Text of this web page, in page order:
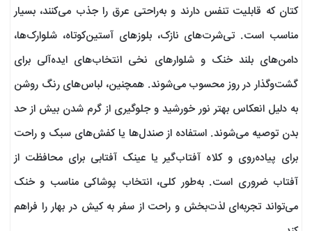
کتان که قابلیت تنفس دارند و به‌راحتی عرق را جذب می‌کنند، بسیار
مناسب است. تی‌شرت‌های نازک، بلوزهای آستین‌کوتاه، شلوارک‌ها،
دامن‌های بلند خنک و شلوارهای نخی انتخاب‌های ایده‌آلی برای
گشت‌وگذار در روز محسوب می‌شوند. همچنین، لباس‌های رنگ روشن
به دلیل انعکاس بهتر نور خورشید و جلوگیری از گرم شدن بیش از حد
بدن توصیه می‌شوند. استفاده از صندل‌ها یا کفش‌های سبک و راحت
برای پیاده‌روی و کلاه آفتاب‌گیر یا عینک آفتابی برای محافظت از
آفتاب ضروری است. به‌طور کلی، انتخاب پوشاکی مناسب و خنک
می‌تواند تجربه‌ای لذت‌بخش و راحت از سفر به کیش در بهار را فراهم